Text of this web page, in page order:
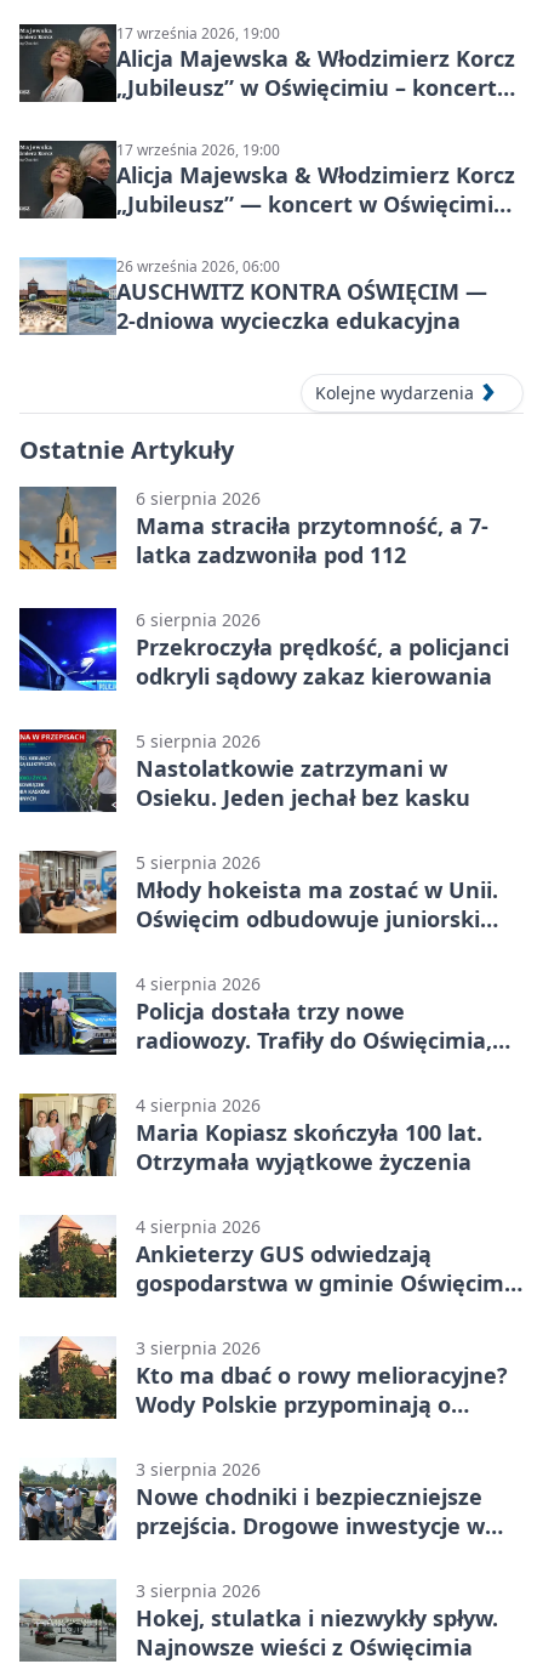
17 września 2026, 19:00
Alicja Majewska & Włodzimierz Korcz
„Jubileusz” w Oświęcimiu – koncert
17 września 2026, 19:00
Alicja Majewska & Włodzimierz Korcz
„Jubileusz” — koncert w Oświęcimiu,
26 września 2026, 06:00
AUSCHWITZ KONTRA OŚWIĘCIM —
2‑dniowa wycieczka edukacyjna
Kolejne wydarzenia
Ostatnie Artykuły
6 sierpnia 2026
Mama straciła przytomność, a 7-
latka zadzwoniła pod 112
6 sierpnia 2026
Przekroczyła prędkość, a policjanci
odkryli sądowy zakaz kierowania
5 sierpnia 2026
Nastolatkowie zatrzymani w
Osieku. Jeden jechał bez kasku
5 sierpnia 2026
Młody hokeista ma zostać w Unii.
Oświęcim odbudowuje juniorski
4 sierpnia 2026
Policja dostała trzy nowe
radiowozy. Trafiły do Oświęcimia,
4 sierpnia 2026
Maria Kopiasz skończyła 100 lat.
Otrzymała wyjątkowe życzenia
4 sierpnia 2026
Ankieterzy GUS odwiedzają
gospodarstwa w gminie Oświęcim.
3 sierpnia 2026
Kto ma dbać o rowy melioracyjne?
Wody Polskie przypominają o
3 sierpnia 2026
Nowe chodniki i bezpieczniejsze
przejścia. Drogowe inwestycje w
3 sierpnia 2026
Hokej, stulatka i niezwykły spływ.
Najnowsze wieści z Oświęcimia